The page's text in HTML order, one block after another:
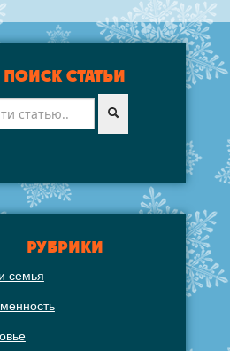
ПОИСК СТАТЬИ
РУБРИКИ
семья